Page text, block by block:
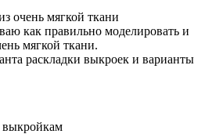
очень мягкой ткани
как правильно моделировать и
мягкой ткани.
раскладки выкроек и варианты